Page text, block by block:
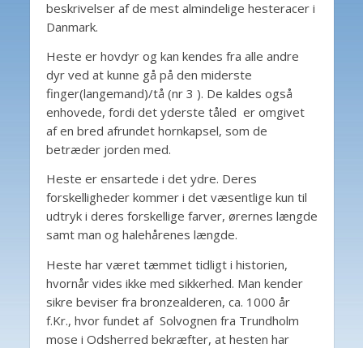
beskrivelser af de mest almindelige hesteracer i
Danmark.
Heste er hovdyr og kan kendes fra alle andre
dyr ved at kunne gå på den miderste
finger(langemand)/tå (nr 3 ). De kaldes også
enhovede, fordi det yderste tåled er omgivet
af en bred afrundet hornkapsel, som de
betræder jorden med.
Heste er ensartede i det ydre. Deres
forskelligheder kommer i det væsentlige kun til
udtryk i deres forskellige farver, ørernes længde
samt man og halehårenes længde.
Heste har været tæmmet tidligt i historien,
hvornår vides ikke med sikkerhed. Man kender
sikre beviser fra bronzealderen, ca. 1000 år
f.Kr., hvor fundet af Solvognen fra Trundholm
mose i Odsherred bekræfter, at hesten har